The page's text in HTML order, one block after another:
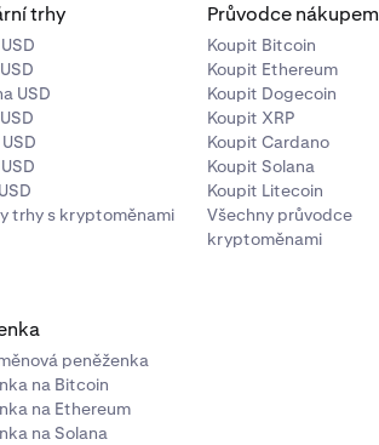
trhy
USD
trhy s kryptoměnami
Průvodce nákupem
Koupit Bitcoin
Koupit Ethereum
Koupit Dogecoin
Koupit XRP
Koupit Cardano
Koupit Solana
Koupit Litecoin
Všechny průvodce
kryptoměnami
peněženka
na Bitcoin
na Ethereum
na Solana